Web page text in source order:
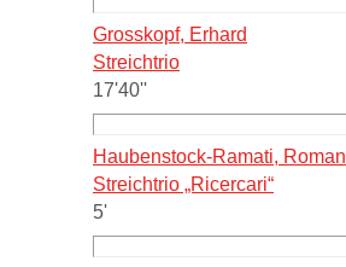
Grosskopf, Erhard
Streichtrio
17'40''
Haubenstock-Ramati, Roman
Streichtrio „Ricercari“
5'